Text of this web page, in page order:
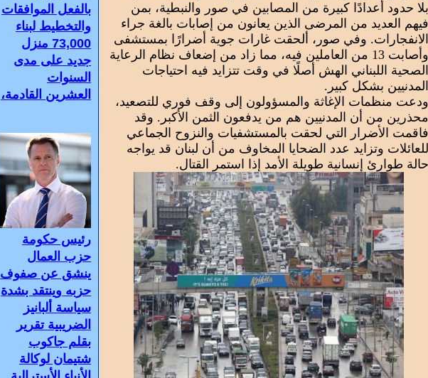
بلا حدود أعدادًا كبيرة من المصابين في صور والنبطية، بمن
فيهم العديد من المرضى الذين يعانون من إصابات بالغة جراء
الانفجارات. وفي صور، ألحقت غارات جوية أضرارًا بمستشفى
وأصابت 13 من العاملين فيه، مما زاد من إضعاف نظام الرعاية
الصحية اللبناني الهش أصلًا في وقت تتزايد فيه احتياجات
المدنيين بشكل كبير.
ودعت منظمات الإغاثة والمسؤولون إلى وقف فوري للتصعيد،
محذرين من أن المدنيين هم من يدفعون الثمن الأكبر. وقد
فاقمت الأضرار التي لحقت بالمستشفيات والنزوح الجماعي
للعائلات وتزايد عدد الضحايا المخاوف من أن لبنان قد يواجه
حالة طوارئ إنسانية طويلة الأمد إذا استمر القتال.
بالفعل الموافقات
والتخطيط لبناء
73,000 منزل
جديد على مدى
السنوات
العشرين القادمة،
رئيس حكومة
حزب العمال
ينشق عن صفوف
حزبه وينتقد بشدة
سياسة ألبانيز
الضريبية تقرير
بقلم جاكوب
شتيمان لوكالة